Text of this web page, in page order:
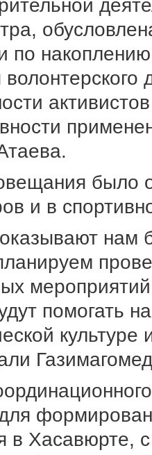
по
было
и в
помогать
культуре
в Хасавюрте,